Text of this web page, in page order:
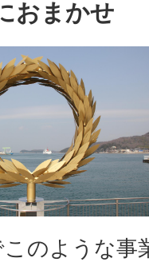
おまかせ
のような事